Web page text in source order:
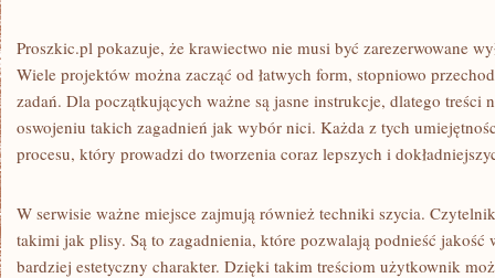
Proszkic.pl pokazuje, że krawiectwo nie musi być zarezerwowane
Wiele projektów można zacząć od łatwych form, stopniowo
zadań. Dla początkujących ważne są jasne instrukcje, dlatego treści
oswojeniu takich zagadnień jak wybór nici. Każda z tych
procesu, który prowadzi do tworzenia coraz lepszych i
W serwisie ważne miejsce zajmują również techniki szycia.
takimi jak plisy. Są to zagadnienia, które pozwalają podnieść
bardziej estetyczny charakter. Dzięki takim treściom użytkownik